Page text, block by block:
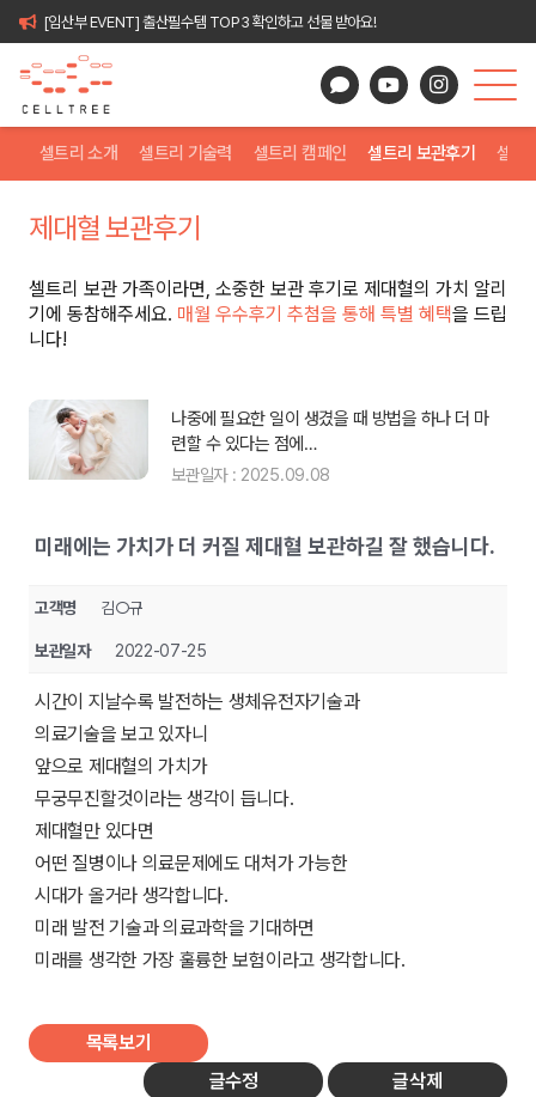
[임산부 EVENT] 출산필수템 TOP3 확인하고 선물 받아요!
셀트리 소개 셀트리 기술력 셀트리 캠페인 셀트리 보관후기 셀트
제대혈 보관후기
셀트리 보관 가족이라면, 소중한 보관 후기로 제대혈의 가치 알리
기에 동참해주세요. 매월 우수후기 추첨을 통해 특별 혜택을 드립
니다!
나중에 필요한 일이 생겼을 때 방법을 하나 더 마
련할 수 있다는 점에…
보관일자 : 2025.09.08
미래에는 가치가 더 커질 제대혈 보관하길 잘 했습니다.
고객명 김○규
보관일자 2022-07-25
시간이 지날수록 발전하는 생체유전자기술과
의료기술을 보고 있자니
앞으로 제대혈의 가치가
무궁무진할것이라는 생각이 듭니다.
제대혈만 있다면
어떤 질병이나 의료문제에도 대처가 가능한
시대가 올거라 생각합니다.
미래 발전 기술과 의료과학을 기대하면
미래를 생각한 가장 훌륭한 보험이라고 생각합니다.
목록보기
글수정
글삭제